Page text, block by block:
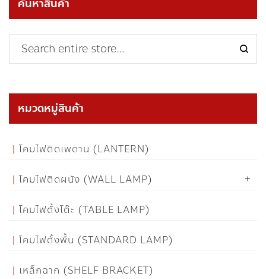
ค้นหาสินค้า
หมวดหมู่สินค้า
โคมไฟติดเพดาน (LANTERN)
โคมไฟติดผนัง (WALL LAMP)
โคมไฟตั้งโต๊ะ (TABLE LAMP)
โคมไฟตั้งพื้น (STANDARD LAMP)
เหล็กฉาก (SHELF BRACKET)